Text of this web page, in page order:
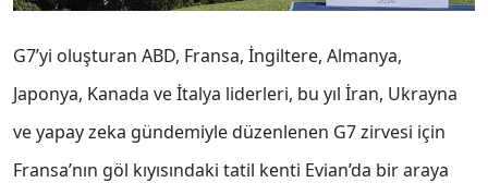
G7’yi oluşturan ABD, Fransa, İngiltere, Almanya,
Japonya, Kanada ve İtalya liderleri, bu yıl İran, Ukrayna
ve yapay zeka gündemiyle düzenlenen G7 zirvesi için
Fransa’nın göl kıyısındaki tatil kenti Evian’da bir araya